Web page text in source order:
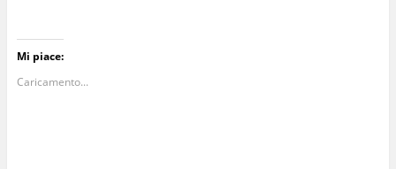
Mi piace:
Caricamento...